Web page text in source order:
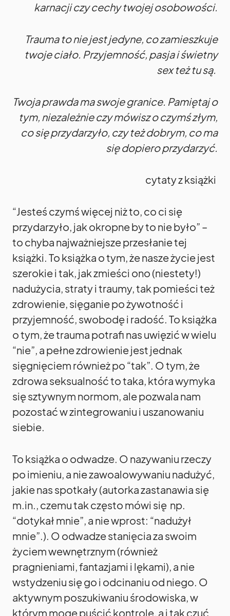
karnacji czy cechy twojej osobowości.
Trauma to nie jest jedyne, co zamieszkuje
twoje ciało. Przyjemność, pasja i świetny
sex też tu są.
Twoja prawda ma swoje granice. Pamiętaj o
tym, niezależnie czy mówisz o czymś złym,
co się przydarzyło, czy też dobrym, co ma
się dopiero przydarzyć.
cytaty z książki
“Jesteś czymś więcej niż to, co ci się
przydarzyło, jak okropne by to nie było” –
to chyba najważniejsze przesłanie tej
książki. To książka o tym, że nasze życie jest
szerokie i tak, jak zmieści ono (niestety!)
nadużycia, straty i traumy, tak pomieści też
zdrowienie, sięganie po żywotność i
przyjemność, swobodę i radość. To książka
o tym, że trauma potrafi nas uwięzić w wielu
“nie”, a pełne zdrowienie jest jednak
sięgnięciem również po “tak”. O tym, że
zdrowa seksualność to taka, która wymyka
się sztywnym normom, ale pozwala nam
pozostać w zintegrowaniu i uszanowaniu
siebie.
To książka o odwadze. O nazywaniu rzeczy
po imieniu, a nie zawoalowywaniu nadużyć,
jakie nas spotkały (autorka zastanawia się
m.in., czemu tak często mówi się np.
“dotykał mnie”, a nie wprost: “nadużył
mnie”.). O odwadze stanięcia za swoim
życiem wewnętrznym (również
pragnieniami, fantazjami i lękami), a nie
wstydzeniu się go i odcinaniu od niego. O
aktywnym poszukiwaniu środowiska, w
którym mogę puścić kontrolę, a i tak czuć